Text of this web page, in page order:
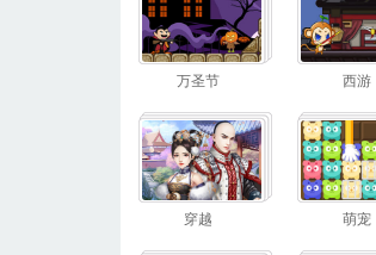
万圣节 西游
穿越 萌宠